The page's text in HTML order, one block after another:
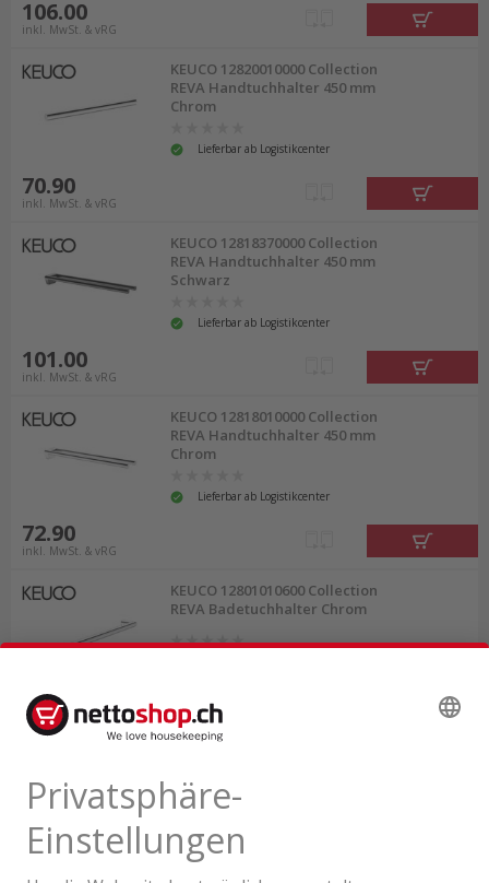
106.00
inkl. MwSt. & vRG
KEUCO 12820010000 Collection
REVA Handtuchhalter 450 mm
Chrom
Lieferbar ab Logistikcenter
70.90
inkl. MwSt. & vRG
KEUCO 12818370000 Collection
REVA Handtuchhalter 450 mm
Schwarz
Lieferbar ab Logistikcenter
101.00
inkl. MwSt. & vRG
KEUCO 12818010000 Collection
REVA Handtuchhalter 450 mm
Chrom
Lieferbar ab Logistikcenter
72.90
inkl. MwSt. & vRG
KEUCO 12801010600 Collection
REVA Badetuchhalter Chrom
114.00
inkl. MwSt. & vRG